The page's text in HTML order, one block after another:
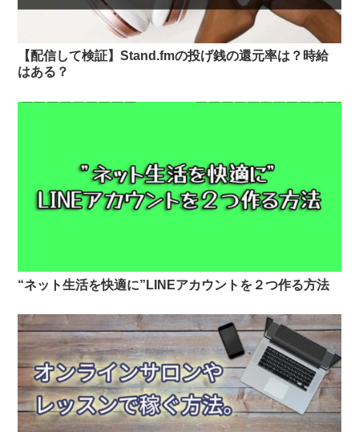
【配信して検証】Stand.fmの投げ銭の還元率は？時給
はある？
“ネット生活を快適に”LINEアカウントを２つ作る方法